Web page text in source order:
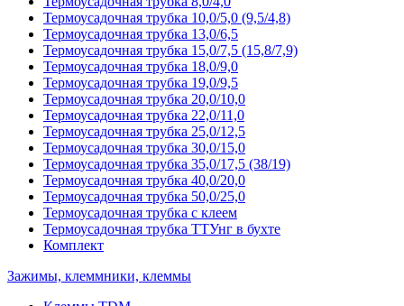
Термоусадочная трубка 10,0/5,0 (9,5/4,8)
Термоусадочная трубка 13,0/6,5
Термоусадочная трубка 15,0/7,5 (15,8/7,9)
Термоусадочная трубка 18,0/9,0
Термоусадочная трубка 19,0/9,5
Термоусадочная трубка 20,0/10,0
Термоусадочная трубка 22,0/11,0
Термоусадочная трубка 25,0/12,5
Термоусадочная трубка 30,0/15,0
Термоусадочная трубка 35,0/17,5 (38/19)
Термоусадочная трубка 40,0/20,0
Термоусадочная трубка 50,0/25,0
Термоусадочная трубка с клеем
Термоусадочная трубка ТТУнг в бухте
Комплект
Зажимы, клеммники, клеммы